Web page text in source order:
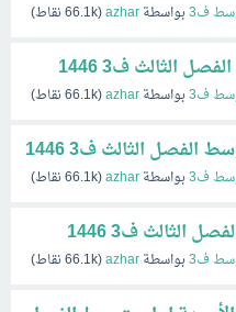
ف3 بواسطةazhar
(
66.1kنقاط)
الثالث ف3 1446
ف3 بواسطةazhar
(
66.1kنقاط)
الثالث ف3 1446
ف3 بواسطةazhar
(
66.1kنقاط)
ف3 1446
ف3 بواسطةazhar
(
66.1kنقاط)